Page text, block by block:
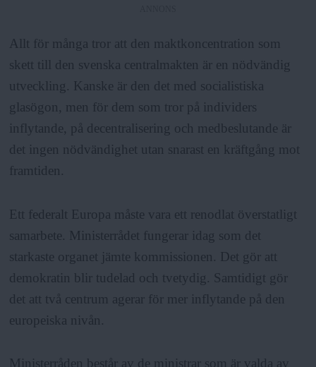
Allt för många tror att den maktkoncentration som
skett till den svenska centralmakten är en nödvändig
utveckling. Kanske är den det med socialistiska
glasögon, men för dem som tror på individers
inflytande, på decentralisering och medbeslutande är
det ingen nödvändighet utan snarast en kräftgång mot
framtiden.
Ett federalt Europa måste vara ett renodlat överstatligt
samarbete. Ministerrådet fungerar idag som det
starkaste organet jämte kommissionen. Det gör att
demokratin blir tudelad och tvetydig. Samtidigt gör
det att två centrum agerar för mer inflytande på den
europeiska nivån.
Ministerråden består av de ministrar som är valda av